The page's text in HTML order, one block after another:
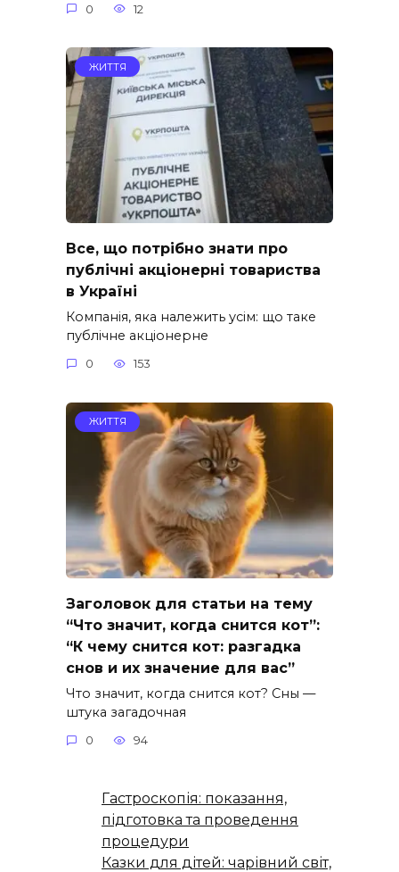
0 12
ЖИТТЯ
Все, що потрібно знати про
публічні акціонерні товариства
в Україні
Компанія, яка належить усім: що таке
публічне акціонерне
0 153
ЖИТТЯ
Заголовок для статьи на тему
“Что значит, когда снится кот”:
“К чему снится кот: разгадка
снов и их значение для вас”
Что значит, когда снится кот? Сны —
штука загадочная
0 94
Гастроскопія: показання,
підготовка та проведення
процедури
Казки для дітей: чарівний світ,